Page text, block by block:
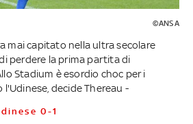
©ANSA
mai capitato nella ultra secolare
perdere la prima partita di
Stadium è esordio choc per i
decide Thereau -
0-1